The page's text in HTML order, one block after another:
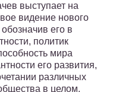
выступает на
видение нового
его в
политик
мира
его развития,
различных
в целом.